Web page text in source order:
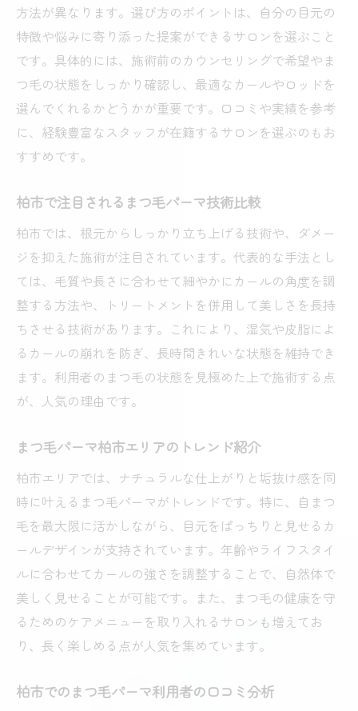
方法が異なります。選び方のポイントは、自分の目元の
特徴や悩みに寄り添った提案ができるサロンを選ぶこと
です。具体的には、施術前のカウンセリングで希望やま
つ毛の状態をしっかり確認し、最適なカールやロッドを
選んでくれるかどうかが重要です。口コミや実績を参考
に、経験豊富なスタッフが在籍するサロンを選ぶのもお
すすめです。
柏市で注目されるまつ毛パーマ技術比較
柏市では、根元からしっかり立ち上げる技術や、ダメー
ジを抑えた施術が注目されています。代表的な手法とし
ては、毛質や長さに合わせて細やかにカールの角度を調
整する方法や、トリートメントを併用して美しさを長持
ちさせる技術があります。これにより、湿気や皮脂によ
るカールの崩れを防ぎ、長時間きれいな状態を維持でき
ます。利用者のまつ毛の状態を見極めた上で施術する点
が、人気の理由です。
まつ毛パーマ柏市エリアのトレンド紹介
柏市エリアでは、ナチュラルな仕上がりと垢抜け感を同
時に叶えるまつ毛パーマがトレンドです。特に、自まつ
毛を最大限に活かしながら、目元をぱっちりと見せるカ
ールデザインが支持されています。年齢やライフスタイ
ルに合わせてカールの強さを調整することで、自然体で
美しく見せることが可能です。また、まつ毛の健康を守
るためのケアメニューを取り入れるサロンも増えてお
り、長く楽しめる点が人気を集めています。
柏市でのまつ毛パーマ利用者の口コミ分析